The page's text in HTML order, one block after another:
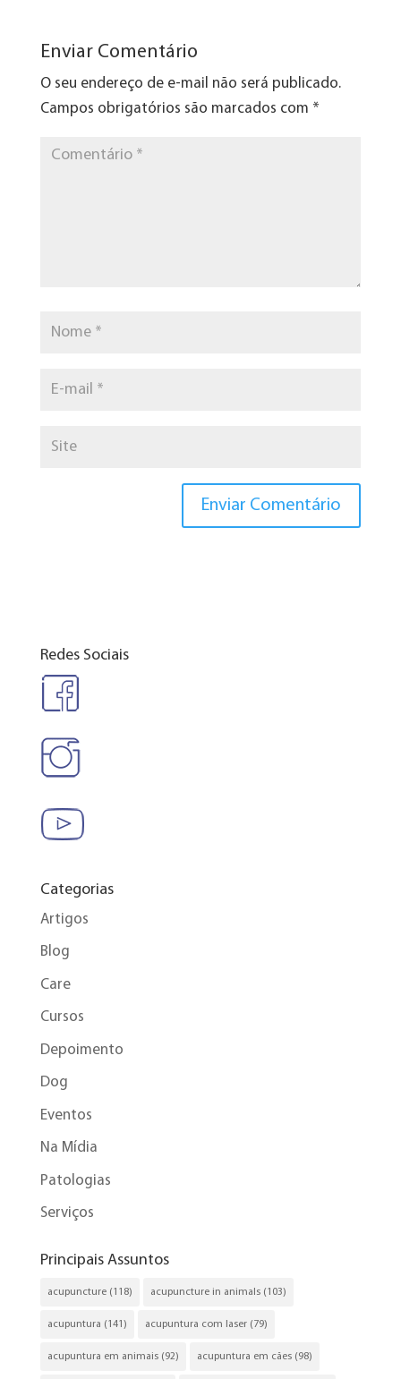
Enviar Comentário
O seu endereço de e-mail não será publicado.
Campos obrigatórios são marcados com *
Redes Sociais
Categorias
Artigos
Blog
Care
Cursos
Depoimento
Dog
Eventos
Na Mídia
Patologias
Serviços
Principais Assuntos
acupuncture(118) acupuncture in animals(103)
acupuntura (141) acupuntura com laser(79)
acupuntura em animais(92) acupuntura em cães(98)